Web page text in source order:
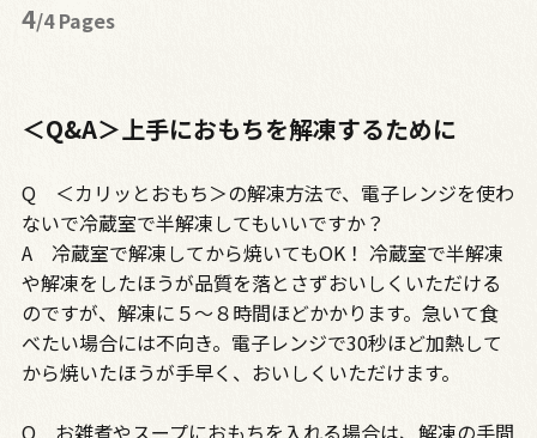
4/4 Pages
＜Q&A＞上手におもちを解凍するために
Q ＜カリッとおもち＞の解凍方法で、電子レンジを使わ
ないで冷蔵室で半解凍してもいいですか？
A 冷蔵室で解凍してから焼いてもOK！ 冷蔵室で半解凍
や解凍をしたほうが品質を落とさずおいしくいただける
のですが、解凍に５～８時間ほどかかります。急いて食
べたい場合には不向き。電子レンジで30秒ほど加熱して
から焼いたほうが手早く、おいしくいただけます。